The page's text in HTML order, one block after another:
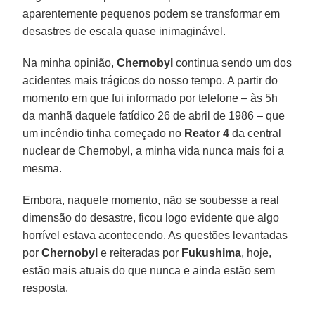
aparentemente pequenos podem se transformar em
desastres de escala quase inimaginável.
Na minha opinião,Chernobyl continua sendo um dos
acidentes mais trágicos do nosso tempo. A partir do
momento em que fui informado por telefone – às 5h
da manhã daquele fatídico 26 de abril de 1986 – que
um incêndio tinha começado no Reator 4 da central
nuclear de Chernobyl, a minha vida nunca mais foi a
mesma.
Embora, naquele momento, não se soubesse a real
dimensão do desastre, ficou logo evidente que algo
horrível estava acontecendo. As questões levantadas
porChernobyl e reiteradas por Fukushima, hoje,
estão mais atuais do que nunca e ainda estão sem
resposta.